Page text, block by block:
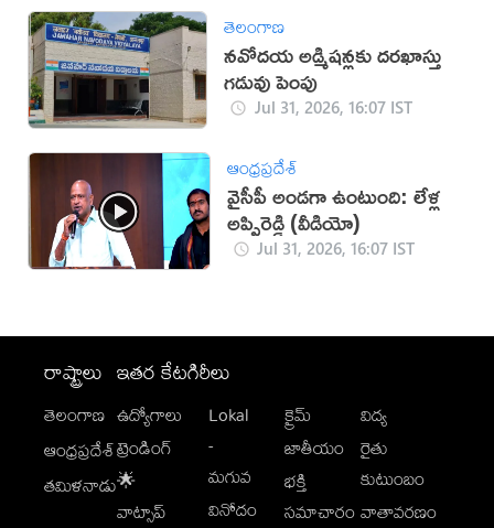
తెలంగాణ
నవోదయ అడ్మిషన్లకు దరఖాస్తు
గడువు పెంపు
Jul 31, 2026, 16:07 IST
ఆంధ్రప్రదేశ్
వైసీపీ అండగా ఉంటుంది: లేళ్ల
అప్పిరెడ్డి (వీడియో)
Jul 31, 2026, 16:07 IST
రాష్ట్రాలు
తెలంగాణ
ఆంధ్రప్రదేశ్
తమిళనాడు
ఇతర కేటగిరీలు
ఉద్యోగాలు
ట్రెండింగ్
🌟
వాట్సాప్
Lokal
-
మగువ
వినోదం
క్రైమ్
జాతీయం
భక్తి
సమాచారం
విద్య
రైతు
కుటుంబం
వాతావరణం